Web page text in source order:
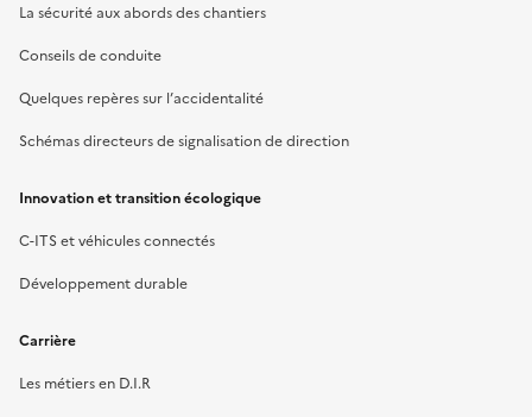
La sécurité aux abords des chantiers
Conseils de conduite
Quelques repères sur l’accidentalité
Schémas directeurs de signalisation de direction
Innovation et transition écologique
C-ITS et véhicules connectés
Développement durable
Carrière
Les métiers en D.I.R